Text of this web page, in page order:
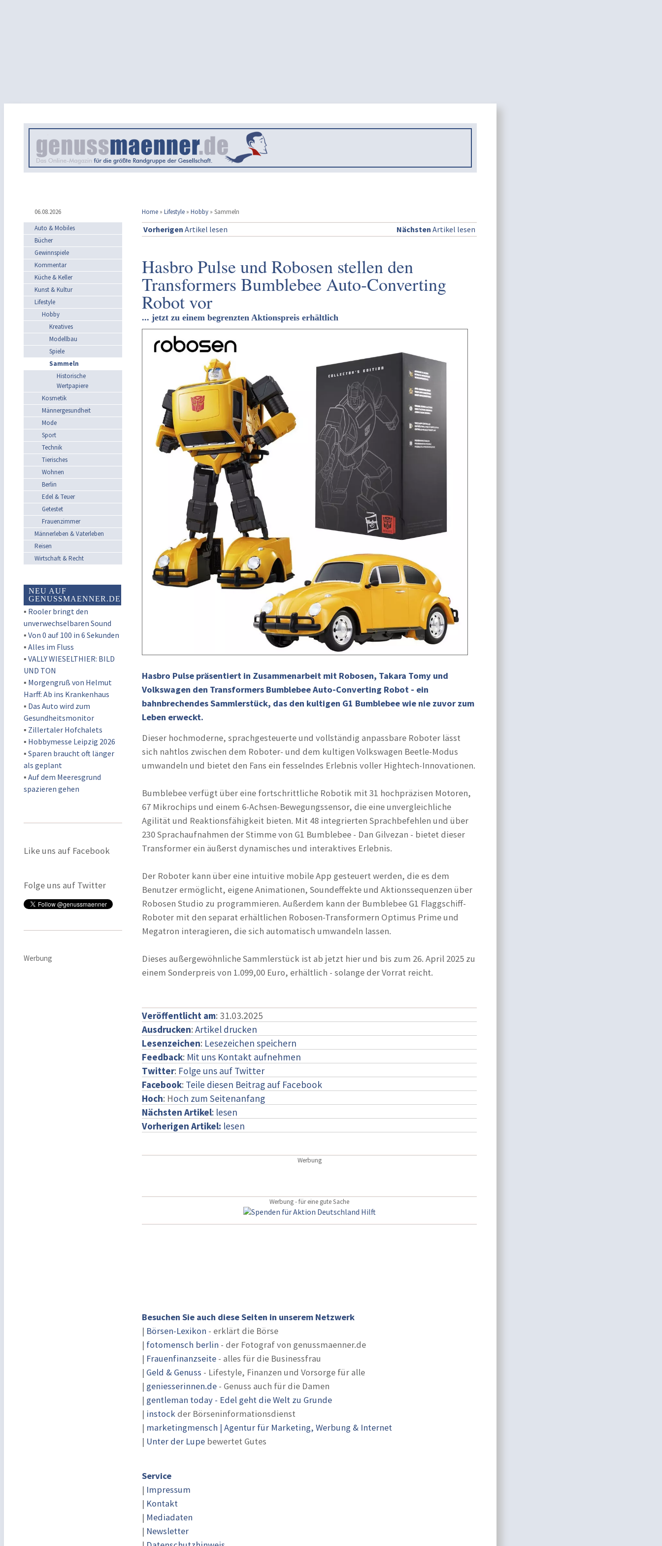
06.08.2026 Home » Lifestyle » Hobby » Sammeln
Auto & Mobiles
Bücher
Gewinnspiele
Kommentar
Küche & Keller
Kunst & Kultur
Lifestyle
Hobby
Kreatives
Modellbau
Spiele
Sammeln
Historische
Wertpapiere
Kosmetik
Männergesundheit
Mode
Sport
Technik
Tierisches
Wohnen
Berlin
Edel & Teuer
Getestet
Frauenzimmer
Männerleben & Vaterleben
Reisen
Wirtschaft & Recht
NEU AUF
GENUSSMAENNER.DE
▪ Rooler bringt den
unverwechselbaren Sound
▪ Von 0 auf 100 in 6 Sekunden
▪ Alles im Fluss
▪ VALLY WIESELTHIER: BILD
UND TON
▪ Morgengruß von Helmut
Harff: Ab ins Krankenhaus
▪ Das Auto wird zum
Gesundheitsmonitor
▪ Zillertaler Hofchalets
▪ Hobbymesse Leipzig 2026
▪ Sparen braucht oft länger
als geplant
▪ Auf dem Meeresgrund
spazieren gehen
Like uns auf Facebook
Folge uns auf Twitter
Werbung
Vorherigen Artikel lesen Nächsten Artikel lesen
Hasbro Pulse und Robosen stellen den
Transformers Bumblebee Auto-Converting
Robot vor
... jetzt zu einem begrenzten Aktionspreis erhältlich
Hasbro Pulse präsentiert in Zusammenarbeit mit Robosen, Takara Tomy und
Volkswagen den Transformers Bumblebee Auto-Converting Robot - ein
bahnbrechendes Sammlerstück, das den kultigen G1 Bumblebee wie nie zuvor zum
Leben erweckt.
Dieser hochmoderne, sprachgesteuerte und vollständig anpassbare Roboter lässt
sich nahtlos zwischen dem Roboter- und dem kultigen Volkswagen Beetle-Modus
umwandeln und bietet den Fans ein fesselndes Erlebnis voller Hightech-Innovationen.
Bumblebee verfügt über eine fortschrittliche Robotik mit 31 hochpräzisen Motoren,
67 Mikrochips und einem 6-Achsen-Bewegungssensor, die eine unvergleichliche
Agilität und Reaktionsfähigkeit bieten. Mit 48 integrierten Sprachbefehlen und über
230 Sprachaufnahmen der Stimme von G1 Bumblebee - Dan Gilvezan - bietet dieser
Transformer ein äußerst dynamisches und interaktives Erlebnis.
Der Roboter kann über eine intuitive mobile App gesteuert werden, die es dem
Benutzer ermöglicht, eigene Animationen, Soundeffekte und Aktionssequenzen über
Robosen Studio zu programmieren. Außerdem kann der Bumblebee G1 Flaggschiff-
Roboter mit den separat erhältlichen Robosen-Transformern Optimus Prime und
Megatron interagieren, die sich automatisch umwandeln lassen.
Dieses außergewöhnliche Sammlerstück ist ab jetzt hier und bis zum 26. April 2025 zu
einem Sonderpreis von 1.099,00 Euro, erhältlich - solange der Vorrat reicht.
Veröffentlicht am: 31.03.2025
Ausdrucken: Artikel drucken
Lesenzeichen: Lesezeichen speichern
Feedback: Mit uns Kontakt aufnehmen
Twitter: Folge uns auf Twitter
Facebook: Teile diesen Beitrag auf Facebook
Hoch: Hoch zum Seitenanfang
Nächsten Artikel: lesen
Vorherigen Artikel: lesen
Werbung
Werbung - für eine gute Sache
Besuchen Sie auch diese Seiten in unserem Netzwerk
| Börsen-Lexikon - erklärt die Börse
| fotomensch berlin - der Fotograf von genussmaenner.de
| Frauenfinanzseite - alles für die Businessfrau
| Geld & Genuss - Lifestyle, Finanzen und Vorsorge für alle
| geniesserinnen.de - Genuss auch für die Damen
| gentleman today - Edel geht die Welt zu Grunde
| instock der Börseninformationsdienst
| marketingmensch | Agentur für Marketing, Werbung & Internet
| Unter der Lupe bewertet Gutes
Service
| Impressum
| Kontakt
| Mediadaten
| Newsletter